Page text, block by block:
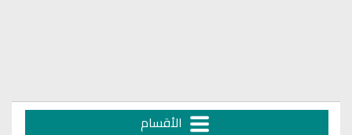
الأقسام